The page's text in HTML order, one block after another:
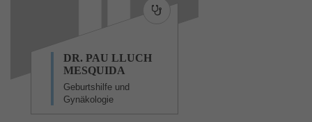
DR. PAU LLUCH
MESQUIDA
Geburtshilfe und
Gynäkologie